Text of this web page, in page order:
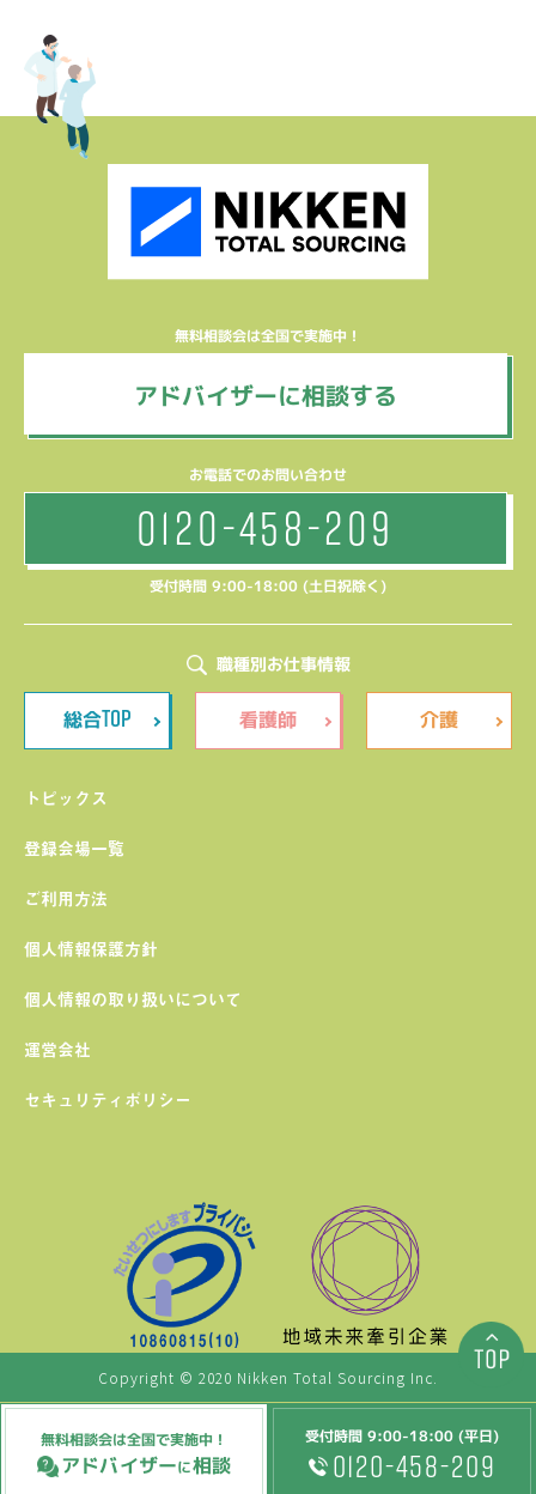
無料相談会は全国で実施中！
アドバイザーに相談
受付時間 9:00-18:00 (平日)
0120-458-209
無料相談会は全国で実施中！
アドバイザーに相談する
お電話でのお問い合わせ
0120-458-209
受付時間 9:00-18:00 (土日祝除く)
職種別お仕事情報
総合TOP 看護師 介護
トピックス
登録会場一覧
ご利用方法
個人情報保護方針
個人情報の取り扱いについて
運営会社
セキュリティポリシー
Copyright © 2020 Nikken Total Sourcing Inc.